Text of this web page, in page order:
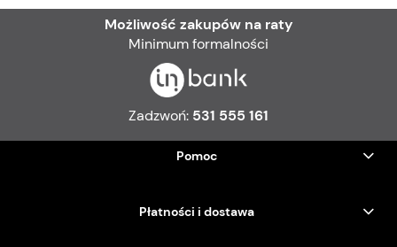
Możliwość zakupów na raty
Minimum formalności
Zadzwoń: 531 555 161
Pomoc
Płatności i dostawa